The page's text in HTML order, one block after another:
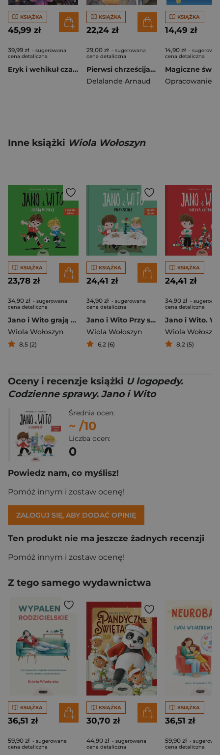
KSIĄŻKA
45,99 zł
39,99 zł - sugerowana
cena detaliczna
Eryk i wehikuł czasu. To się czyta
KSIĄŻKA
22,24 zł
29,00 zł - sugerowana
cena detaliczna
Pierwsi chrześcijanie
Delalande Arnaud
KSIĄŻKA
14,49 zł
14,90 zł -
cena detaliczna
Inne książki Wiola Wołoszyn
KSIĄŻKA
23,78 zł
34,90 zł - sugerowana
cena detaliczna
Jano i Wito grają w piłkę
Wiola Wołoszyn
8,5 (2)
KSIĄŻKA
24,41 zł
34,90 zł - sugerowana
cena detaliczna
Jano i Wito Przy stole
Wiola Wołoszyn
6,2 (6)
KSIĄŻKA
24,41 zł
34,90 zł -
cena detaliczna
Wiola
8,2 (5)
Oceny i recenzje książki U logopedy.
Codzienne sprawy. Jano i Wito
Średnia ocen:
~ /10
Liczba ocen:
0
Powiedz nam, co myślisz!
Pomóż innym i zostaw ocenę!
ZALOGUJ SIĘ, ABY DODAĆ OPINIĘ
Ten produkt nie ma jeszcze żadnych recenzji
Pomóż innym i zostaw ocenę!
Z tego samego wydawnictwa
KSIĄŻKA
36,51 zł
59,90 zł - sugerowana
cena detaliczna
KSIĄŻKA
30,70 zł
44,90 zł - sugerowana
cena detaliczna
KSIĄŻKA
36,51 zł
59,90 zł -
cena detaliczna